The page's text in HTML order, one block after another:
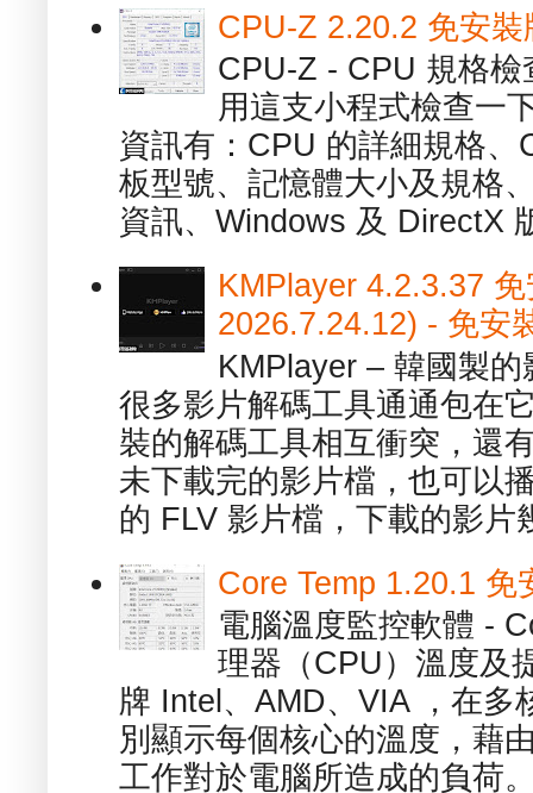
CPU-Z 2.20.2 免安
CPU-Z - CPU 規格
用這支小程式檢查一
資訊有：CPU 的詳細規格
板型號、記憶體大小及規格
資訊、Windows 及 DirectX
KMPlayer 4.2.3.37
2026.7.24.12) - 免安
KMPlayer – 韓國製
很多影片解碼工具通通包在
裝的解碼工具相互衝突，還
未下載完的影片檔，也可以
的 FLV 影片檔，下載的影片
Core Temp 1.20.1 免
電腦溫度監控軟體 -
理器（CPU）溫度及
牌 Intel、AMD、VIA ，在多
別顯示每個核心的溫度，藉
工作對於電腦所造成的負荷